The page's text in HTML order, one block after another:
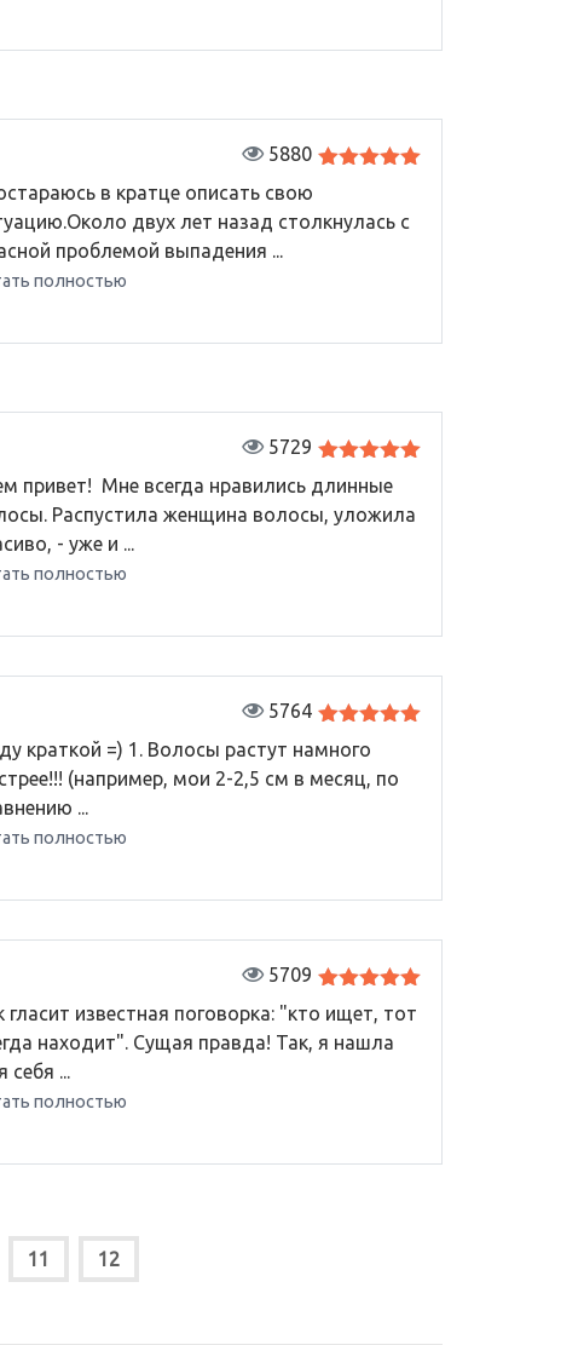
5880
в кратце описать свою
двух лет назад столкнулась с
проблемой выпадения ...
полностью
5729
из 5
привет! Мне всегда нравились длинные
Распустила женщина волосы, уложила
- уже и ...
полностью
5764
из 5
краткой =) 1. Волосы растут намного
(например, мои 2-2,5 см в месяц, по
...
полностью
5709
из 5
гласит известная поговорка: "кто ищет, тот
находит". Сущая правда! Так, я нашла
себя ...
полностью
11 12